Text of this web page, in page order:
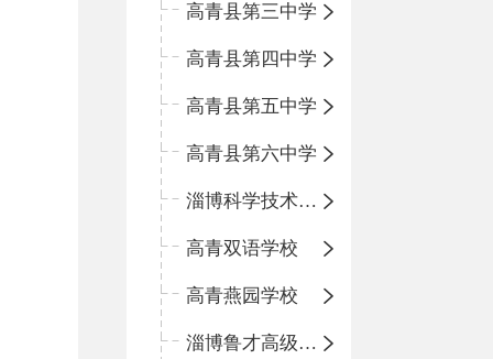
高青县第三中学
高青县第四中学
高青县第五中学
高青县第六中学
淄博科学技术学校
高青双语学校
高青燕园学校
淄博鲁才高级中学